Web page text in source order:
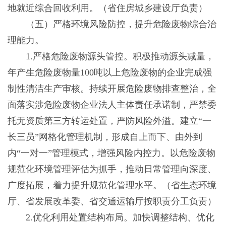
地就近综合回收利用。（省住房城乡建设厅负责）
（五）严格环境风险防控，提升危险废物综合治
理能力。
1.严格危险废物源头管控。积极推动源头减量，
年产生危险废物量100吨以上危险废物的企业完成强
制性清洁生产审核。持续开展危险废物排查整治，全
面落实涉危险废物企业法人主体责任承诺制，严禁委
托无资质第三方转运处置，严防风险外溢。建立“一
长三员”网格化管理机制，形成自上而下、由外到
内“一对一”管理模式，增强风险内控力。以危险废物
规范化环境管理评估为抓手，推动日常管理向深度、
广度拓展，着力提升规范化管理水平。（省生态环境
厅、省发展改革委、省交通运输厅按职责分工负责）
2.优化利用处置结构布局。加快调整结构、优化